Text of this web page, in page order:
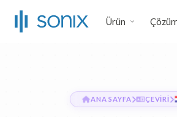
Ürün
ANA SAYFA ÇEVIRI